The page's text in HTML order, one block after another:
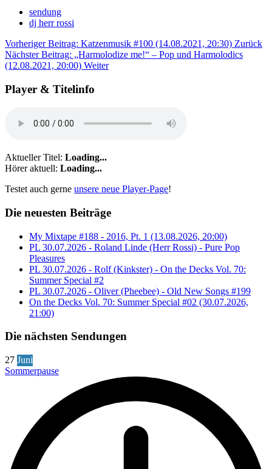
sendung
dj herr rossi
Vorheriger Beitrag: Katzenmusik #100 (14.08.2021, 20:30) Zurück
Nächster Beitrag: „Harmolodize me!“ – Pop und Harmolodics
(12.08.2021, 20:00) Weiter
Player & Titelinfo
Aktueller Titel: Loading...
Hörer aktuell: Loading...
Testet auch gerne unsere neue Player-Page!
Die neuesten Beiträge
My Mixtape #188 - 2016, Pt. 1 (13.08.2026, 20:00)
PL 30.07.2026 - Roland Linde (Herr Rossi) - Pure Pop
Pleasures
PL 30.07.2026 - Rolf (Kinkster) - On the Decks Vol. 70:
Summer Special #2
PL 30.07.2026 - Oliver (Pheebee) - Old New Songs #199
On the Decks Vol. 70: Summer Special #02 (30.07.2026,
21:00)
Die nächsten Sendungen
27 Juni
Sommerpause